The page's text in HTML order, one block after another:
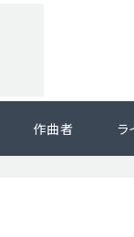
作曲者 ラ